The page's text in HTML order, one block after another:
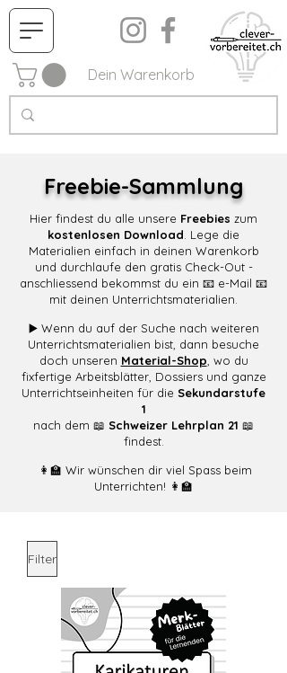
Dein Warenkorb
Freebie-Sammlung
Hier findest du alle unsere Freebies zum
kostenlosen Download . Lege die
Materialien einfach in deinen Warenkorb
und durchlaufe den gratis Check-Out -
anschliessend bekommst du ein 📧 e-Mail 📧
mit deinen Unterrichtsmaterialien.
▶️ Wenn du auf der Suche nach weiteren
Unterrichtsmaterialien bist, dann besuche
doch unseren Material-Shop , wo du
fixfertige Arbeitsblätter, Dossiers und ganze
Unterrichtseinheiten für die Sekundarstufe
1
nach dem 📖 Schweizer Lehrplan 21 📖
findest.
👩‍🏫 Wir wünschen dir viel Spass beim
Unterrichten! 👩‍🏫
Filter